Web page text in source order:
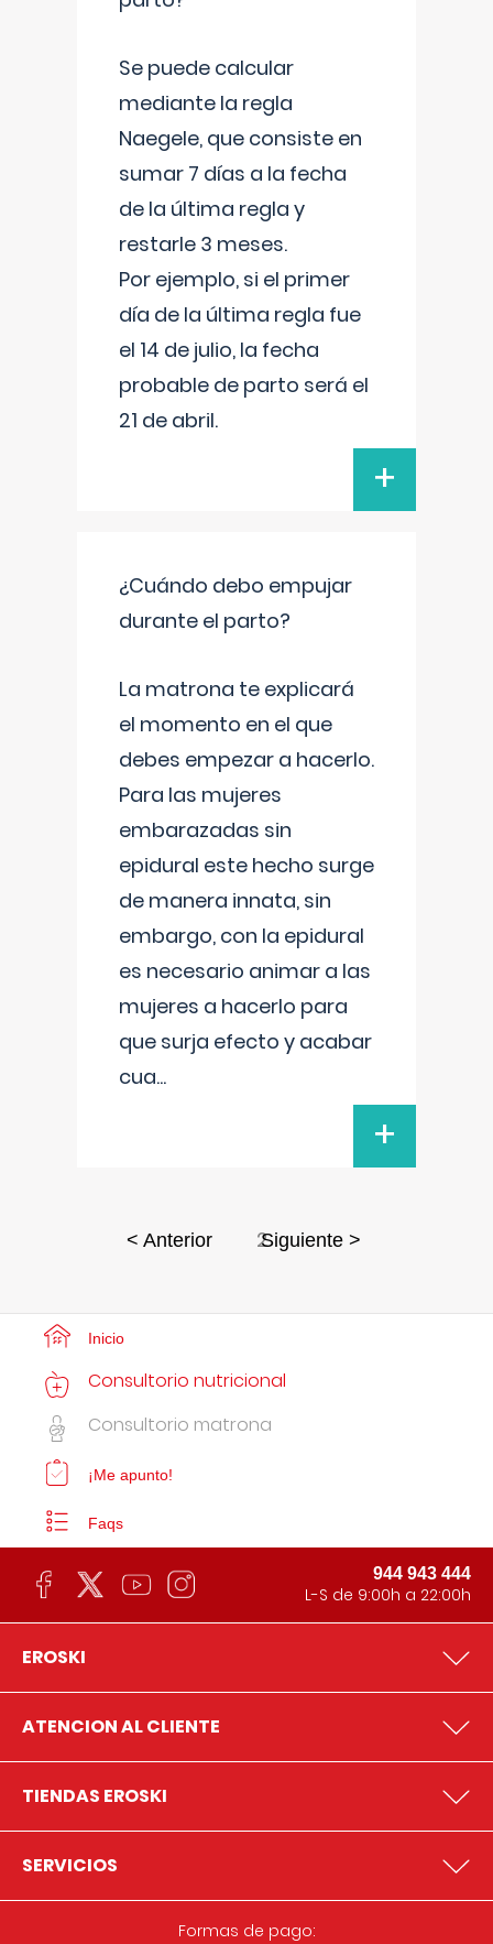
Se puede calcular
mediante la regla
Naegele, que consiste en
sumar 7 días a la fecha
de la última regla y
restarle 3 meses.
Por ejemplo, si el primer
día de la última regla fue
el 14 de julio, la fecha
probable de parto será el
21 de abril.
+
¿Cuándo debo empujar
durante el parto?
La matrona te explicará
el momento en el que
debes empezar a hacerlo.
Para las mujeres
embarazadas sin
epidural este hecho surge
de manera innata, sin
embargo, con la epidural
es necesario animar a las
mujeres a hacerlo para
que surja efecto y acabar
cua...
+
< Anterior 2Siguiente >
Inicio
Consultorio nutricional
Consultorio matrona
¡Me apunto!
Faqs
944 943 444
L-S de 9:00h a 22:00h
EROSKI
ATENCION AL CLIENTE
TIENDAS EROSKI
SERVICIOS
Formas de pago: